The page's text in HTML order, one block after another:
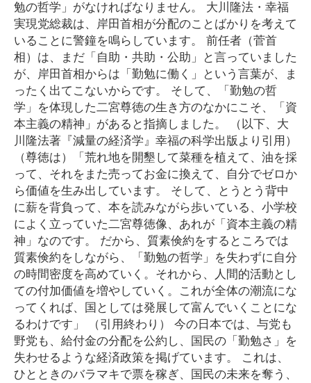
勉の哲学」がなければなりません。 大川隆法・幸福
実現党総裁は、岸田首相が分配のことばかりを考えて
いることに警鐘を鳴らしています。 前任者（菅首
相）は、まだ「自助・共助・公助」と言っていました
が、岸田首相からは「勤勉に働く」という言葉が、ま
ったく出てこないからです。 そして、「勤勉の哲
学」を体現した二宮尊徳の生き方のなかにこそ、「資
本主義の精神」があると指摘しました。 （以下、大
川隆法著『減量の経済学』幸福の科学出版より引用）
（尊徳は）「荒れ地を開墾して菜種を植えて、油を採
って、それをまた売ってお金に換えて、自分でゼロか
ら価値を生み出しています。 そして、とうとう背中
に薪を背負って、本を読みながら歩いている、小学校
によく立っていた二宮尊徳像、あれが「資本主義の精
神」なのです。 だから、質素倹約をするところでは
質素倹約をしながら、「勤勉の哲学」を失わずに自分
の時間密度を高めていく。それから、人間的活動とし
ての付加価値を増やしていく。これが全体の潮流にな
ってくれば、国としては発展して富んでいくことにな
るわけです」 （引用終わり） 今の日本では、与党も
野党も、給付金の分配を公約し、国民の「勤勉さ」を
失わせるような経済政策を掲げています。 これは、
ひとときのバラマキで票を稼ぎ、国民の未来を奪う、